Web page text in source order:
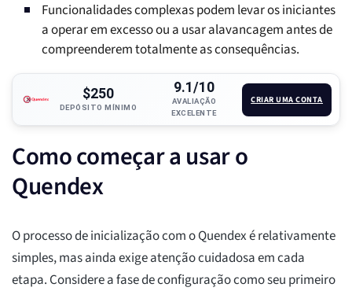
Funcionalidades complexas podem levar os iniciantes
a operar em excesso ou a usar alavancagem antes de
compreenderem totalmente as consequências.
$250
DEPÓSITO MÍNIMO
9.1/10
AVALIAÇÃO
EXCELENTE
CRIAR UMA CONTA
Como começar a usar o
Quendex
O processo de inicialização com o Quendex é relativamente
simples, mas ainda exige atenção cuidadosa em cada
etapa. Considere a fase de configuração como seu primeiro